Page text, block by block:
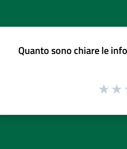
Quanto sono chiare le